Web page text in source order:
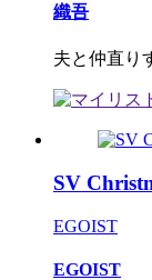
織吾
夫と仲直り
SV
EGOIST
EGOIST